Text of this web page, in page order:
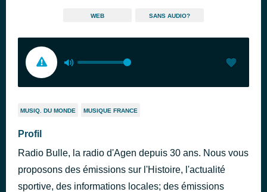
WEB SANS AUDIO?
MUSIQ. DU MONDE MUSIQUE FRANCE
Profil
Radio Bulle, la radio d'Agen depuis 30 ans. Nous vous
proposons des émissions sur l'Histoire, l'actualité
sportive, des informations locales; des émissions